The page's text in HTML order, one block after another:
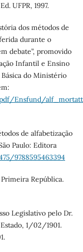
UFPR, 1997.
dos métodos de
durante o
debate”, promovido
Infantil e Ensino
do Ministério
Ensfund/
de alfabetização
Paulo: Editora
9788595463394
República.
Legislativo pelo Dr.
1/02/1901.